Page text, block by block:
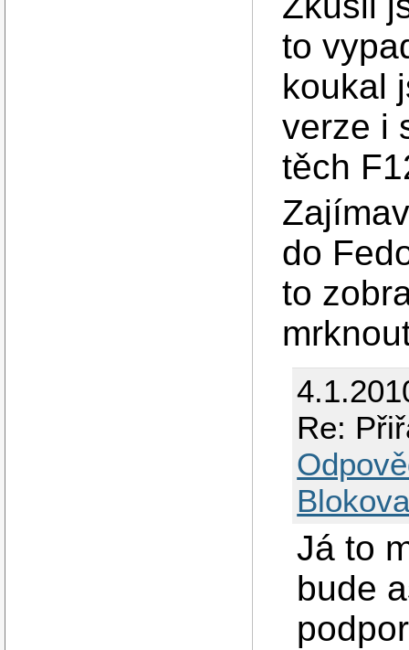
to
koukal
verze i
těch
do
to
Re:
Já to
bude